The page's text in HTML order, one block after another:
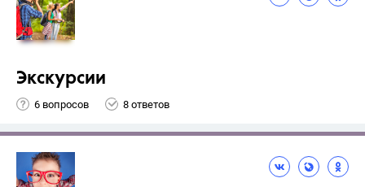
Экскурсии
6 вопросов 8 ответов